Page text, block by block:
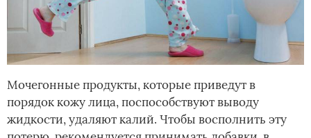
Мочегонные продукты, которые приведут в
порядок кожу лица, поспособствуют выводу
жидкости, удаляют калий. Чтобы восполнить эту